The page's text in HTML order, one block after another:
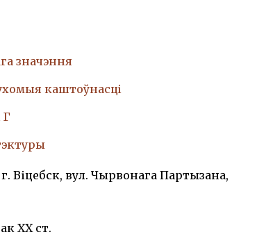
значэння
каштоўнасці
Г
Віцебск, вул. Чырвонага Партызана,
XX cт.